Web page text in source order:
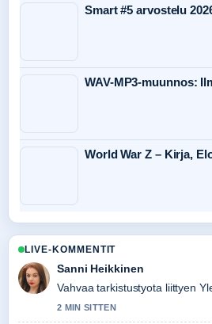
Smart #5 arvostelu
WAV-MP3-muunnos:
World War Z – Kirja,
LIVE-KOMMENTIT
Sanni Heikkinen
Vahvaa tarkistustyota liittyen
2 MIN SITTEN